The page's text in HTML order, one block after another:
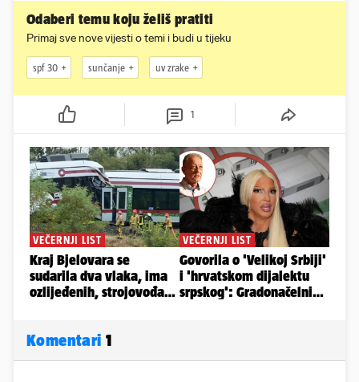
Odaberi temu koju želiš pratiti
Primaj sve nove vijesti o temi i budi u tijeku
spf 30 sunčanje uv zrake
1
Komentari 1